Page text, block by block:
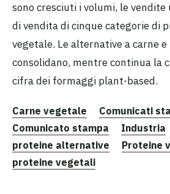
sono cresciuti i volumi, le
di vendita di cinque categorie di
vegetale. Le alternative a carne
consolidano, mentre continua la
cifra dei formaggi plant-based.
Carne vegetale
Comunicati
Comunicato stampa
Industria
proteine alternative
Proteine
proteine vegetali